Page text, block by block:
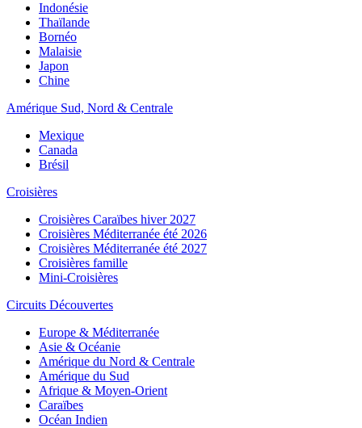
Indonésie
Thaïlande
Bornéo
Malaisie
Japon
Chine
Amérique Sud, Nord & Centrale
Mexique
Canada
Brésil
Croisières
Croisières Caraïbes hiver 2027
Croisières Méditerranée été 2026
Croisières Méditerranée été 2027
Croisières famille
Mini-Croisières
Circuits Découvertes
Europe & Méditerranée
Asie & Océanie
Amérique du Nord & Centrale
Amérique du Sud
Afrique & Moyen-Orient
Caraïbes
Océan Indien